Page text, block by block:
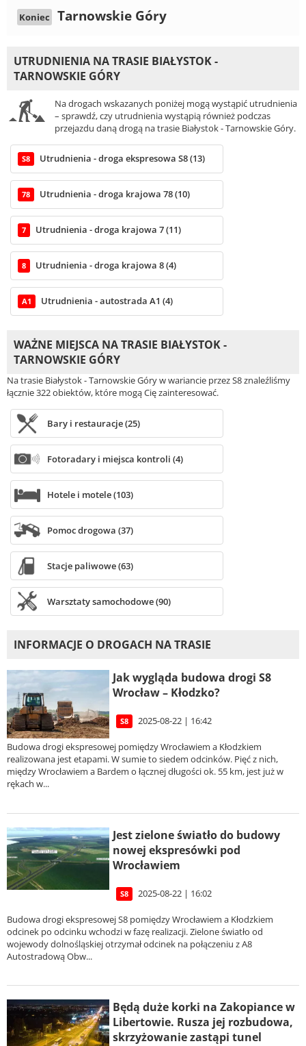
Koniec Tarnowskie Góry
UTRUDNIENIA NA TRASIE BIAŁYSTOK -
TARNOWSKIE GÓRY
Na drogach wskazanych poniżej mogą wystąpić utrudnienia
– sprawdź, czy utrudnienia wystąpią również podczas
przejazdu daną drogą na trasie Białystok - Tarnowskie Góry.
S8 Utrudnienia - droga ekspresowa S8 (13)
78 Utrudnienia - droga krajowa 78 (10)
7 Utrudnienia - droga krajowa 7 (11)
8 Utrudnienia - droga krajowa 8 (4)
A1 Utrudnienia - autostrada A1 (4)
WAŻNE MIEJSCA NA TRASIE BIAŁYSTOK -
TARNOWSKIE GÓRY
Na trasie Białystok - Tarnowskie Góry w wariancie przez S8 znaleźliśmy
łącznie 322 obiektów, które mogą Cię zainteresować.
Bary i restauracje (25)
Fotoradary i miejsca kontroli (4)
Hotele i motele (103)
Pomoc drogowa (37)
Stacje paliwowe (63)
Warsztaty samochodowe (90)
INFORMACJE O DROGACH NA TRASIE
Jak wygląda budowa drogi S8
Wrocław – Kłodzko?
S8 2025-08-22 | 16:42
Budowa drogi ekspresowej pomiędzy Wrocławiem a Kłodzkiem
realizowana jest etapami. W sumie to siedem odcinków. Pięć z nich,
między Wrocławiem a Bardem o łącznej długości ok. 55 km, jest już w
rękach w...
Jest zielone światło do budowy
nowej ekspresówki pod
Wrocławiem
S8 2025-08-22 | 16:02
Budowa drogi ekspresowej S8 pomiędzy Wrocławiem a Kłodzkiem
odcinek po odcinku wchodzi w fazę realizacji. Zielone światło od
wojewody dolnośląskiej otrzymał odcinek na połączeniu z A8
Autostradową Obw...
Będą duże korki na Zakopiance w
Libertowie. Rusza jej rozbudowa,
skrzyżowanie zastąpi tunel